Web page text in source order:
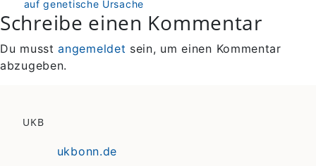
auf genetische Ursache
Schreibe einen Kommentar
Du musstangemeldet sein, um einen Kommentar
abzugeben.
UKB
ukbonn.de